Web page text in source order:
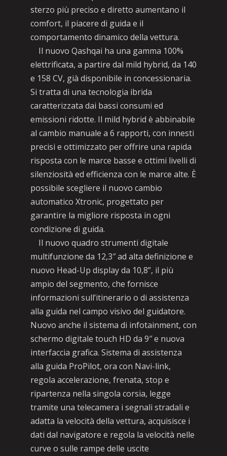
sterzo più preciso e diretto aumentano il
comfort, il piacere di guida e il
comportamento dinamico della vettura.
Il nuovo Qashqai ha una gamma 100%
elettrificata, a partire dal mild hybrid, da 140
e 158 CV, già disponibile in concessionaria.
Si tratta di una tecnologia ibrida
caratterizzata dai bassi consumi ed
emissioni ridotte. Il mild hybrid è abbinabile
al cambio manuale a 6 rapporti, con innesti
precisi e ottimizzato per offrire una rapida
risposta con le marce basse e ottimi livelli di
silenziosità ed efficienza con le marce alte. È
possibile scegliere il nuovo cambio
automatico Xtronic, progettato per
garantire la migliore risposta in ogni
condizione di guida.
Il nuovo quadro strumenti digitale
multifunzione da 12,3″ ad alta definizione e
nuovo Head-Up display da 10,8”, il più
ampio del segmento, che fornisce
informazioni sull’itinerario o di assistenza
alla guida nel campo visivo del guidatore.
Nuovo anche il sistema di infotainment, con
schermo digitale touch HD da 9″ e nuova
interfaccia grafica. Sistema di assistenza
alla guida ProPilot, ora con Navi-link,
regola accelerazione, frenata, stop e
ripartenza nella singola corsia, legge
tramite una telecamera i segnali stradali e
adatta la velocità della vettura, acquisisce i
dati dal navigatore e regola la velocità nelle
curve o sulle rampe delle uscite